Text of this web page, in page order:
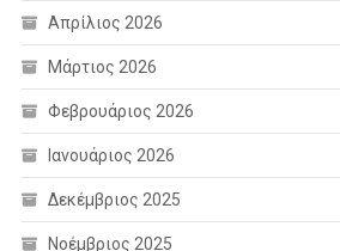
Απρίλιος 2026
Μάρτιος 2026
Φεβρουάριος 2026
Ιανουάριος 2026
Δεκέμβριος 2025
Νοέμβριος 2025